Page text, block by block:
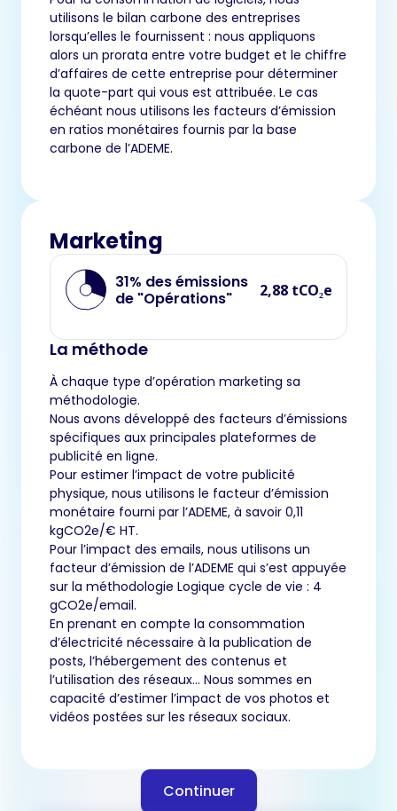
utilisons le bilan carbone des entreprises
lorsqu’elles le fournissent : nous appliquons
alors un prorata entre votre budget et le chiffre
d’affaires de cette entreprise pour déterminer
la quote-part qui vous est attribuée. Le cas
échéant nous utilisons les facteurs d’émission
en ratios monétaires fournis par la base
carbone de l’ADEME.
Marketing
31% des émissions
de "Opérations"
2,88 tCO₂e
La méthode
À chaque type d’opération marketing sa
méthodologie.
Nous avons développé des facteurs d’émissions
spécifiques aux principales plateformes de
publicité en ligne.
Pour estimer l’impact de votre publicité
physique, nous utilisons le facteur d’émission
monétaire fourni par l’ADEME, à savoir 0,11
kgCO2e/€ HT.
Pour l’impact des emails, nous utilisons un
facteur d’émission de l’ADEME qui s’est appuyée
sur la méthodologie Logique cycle de vie : 4
gCO2e/email.
En prenant en compte la consommation
d’électricité nécessaire à la publication de
posts, l’hébergement des contenus et
l’utilisation des réseaux… Nous sommes en
capacité d’estimer l’impact de vos photos et
vidéos postées sur les réseaux sociaux.
Continuer